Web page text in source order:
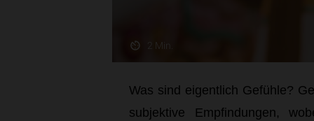
2 Min.
Was sind eigentlich Gefühle?
subjektive Empfindungen,